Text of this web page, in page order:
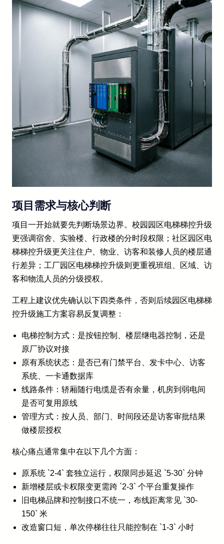
项目需求与核心判断
项目一开始就要先判断场景边界。校园园区电梯梯控升级
更强调宿舍、实验楼、行政楼的分时段权限；社区园区电
梯梯控升级更关注住户、物业、访客和装修人员的楼层通
行差异；工厂园区电梯梯控升级则更重视班组、区域、访
客和物流人员的分级授权。
工程上建议优先确认以下四类条件，否则后续园区电梯梯
控升级施工方案容易反复调整：
电梯控制方式：是按钮控制、楼层继电器控制，还是
原厂协议对接
原有系统状态：是否已有门禁平台、发卡中心、访客
系统、一卡通数据库
线路条件：轿厢随行电缆是否有余量，机房到弱电间
是否可复用原线
管理方式：按人员、部门、时间段还是访客审批结果
做楼层授权
核心痛点通常集中在以下几个方面：
原系统 `2-4` 套独立运行，权限同步延迟 `5-30` 分钟
新增楼层或卡权限变更需跨 `2-3` 个平台重复操作
旧电梯品牌和控制接口不统一，布线距离常见 `30-
150` 米
改造窗口短，单次停梯往往只能控制在 `1-3` 小时